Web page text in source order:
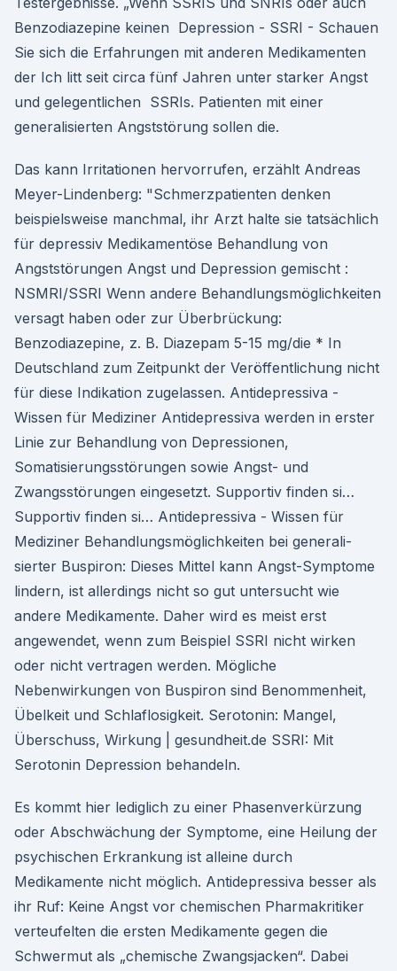
Benzodiazepine keinen Depression - SSRI - Schauen
Sie sich die Erfahrungen mit anderen Medikamenten
der Ich litt seit circa fünf Jahren unter starker Angst
und gelegentlichen SSRIs. Patienten mit einer
generalisierten Angststörung sollen die.
Das kann Irritationen hervorrufen, erzählt Andreas
Meyer-Lindenberg: "Schmerzpatienten denken
beispielsweise manchmal, ihr Arzt halte sie tatsächlich
für depressiv Medikamentöse Behandlung von
Angststörungen Angst und Depression gemischt :
NSMRI/SSRI Wenn andere Behandlungsmöglichkeiten
versagt haben oder zur Überbrückung:
Benzodiazepine, z. B. Diazepam 5-15 mg/die * In
Deutschland zum Zeitpunkt der Veröffentlichung nicht
für diese Indikation zugelassen. Antidepressiva -
Wissen für Mediziner Antidepressiva werden in erster
Linie zur Behandlung von Depressionen,
Somatisierungsstörungen sowie Angst- und
Zwangsstörungen eingesetzt. Supportiv finden si…
Supportiv finden si… Antidepressiva - Wissen für
Mediziner Behand­lungs­mög­lich­keiten bei gene­ra­li­
sierter Buspiron: Dieses Mittel kann Angst-Symptome
lindern, ist allerdings nicht so gut untersucht wie
andere Medikamente. Daher wird es meist erst
angewendet, wenn zum Beispiel SSRI nicht wirken
oder nicht vertragen werden. Mögliche
Nebenwirkungen von Buspiron sind Benommenheit,
Übelkeit und Schlaflosigkeit. Serotonin: Mangel,
Überschuss, Wirkung | gesundheit.de SSRI: Mit
Serotonin Depression behandeln.
Es kommt hier lediglich zu einer Phasenverkürzung
oder Abschwächung der Symptome, eine Heilung der
psychischen Erkrankung ist alleine durch
Medikamente nicht möglich. Antidepressiva besser als
ihr Ruf: Keine Angst vor chemischen Pharmakritiker
verteufelten die ersten Medikamente gegen die
Schwermut als „chemische Zwangsjacken“. Dabei